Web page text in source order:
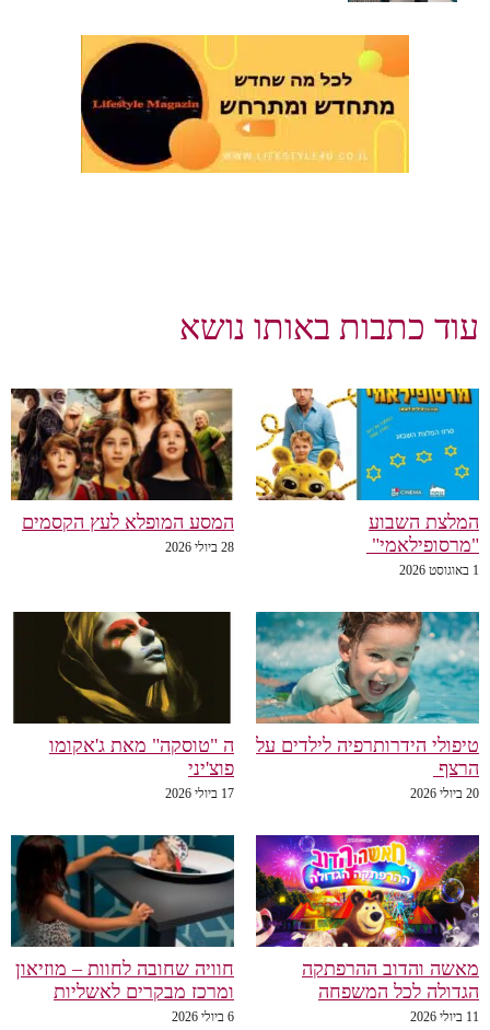
עוד כתבות באותו נושא
המלצת השבוע
"מרסופילאמי"
1 באוגוסט 2026
המסע המופלא לעץ הקסמים
28 ביולי 2026
טיפולי הידרותרפיה לילדים על
הרצף
20 ביולי 2026
ה "טוסקה" מאת ג'אקומו
פוצ'יני
17 ביולי 2026
מאשה והדוב ההרפתקה
הגדולה לכל המשפחה
11 ביולי 2026
חוויה שחובה לחוות – מוזיאון
ומרכז מבקרים לאשליות
6 ביולי 2026